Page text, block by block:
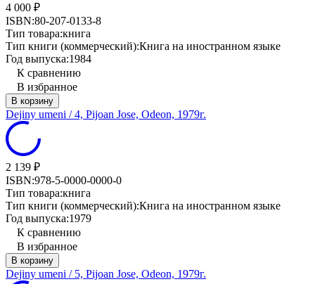
4 000 ₽
ISBN:80-207-0133-8
Тип товара:книга
Тип книги (коммерческий):Книга на иностранном языке
Год выпуска:1984
К сравнению
В избранное
В корзину
Dejiny umeni / 4, Pijoan Jose, Odeon, 1979г.
2 139 ₽
ISBN:978-5-0000-0000-0
Тип товара:книга
Тип книги (коммерческий):Книга на иностранном языке
Год выпуска:1979
К сравнению
В избранное
В корзину
Dejiny umeni / 5, Pijoan Jose, Odeon, 1979г.